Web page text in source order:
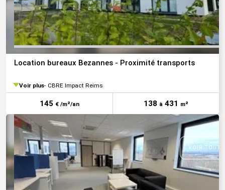
Location bureaux Bezannes - Proximité transports
Voir plus CBRE Impact Reims
145 € /m²/an 138 à 431 m²
VOIR